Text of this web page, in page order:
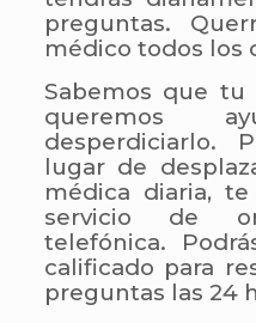
preguntas.
médico todos los
Sabemos que
queremos
desperdiciarlo.
lugar de
médica diaria,
servicio de
telefónica.
calificado para
preguntas las 24